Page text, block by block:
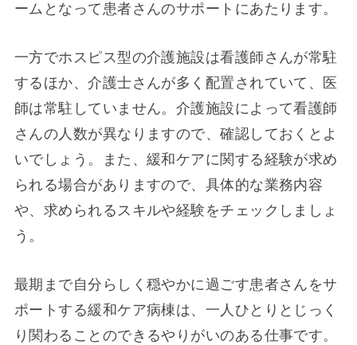
ームとなって患者さんのサポートにあたります。
一方でホスピス型の介護施設は看護師さんが常駐
するほか、介護士さんが多く配置されていて、医
師は常駐していません。介護施設によって看護師
さんの人数が異なりますので、確認しておくとよ
いでしょう。また、緩和ケアに関する経験が求め
られる場合がありますので、具体的な業務内容
や、求められるスキルや経験をチェックしましょ
う。
最期まで自分らしく穏やかに過ごす患者さんをサ
ポートする緩和ケア病棟は、一人ひとりとじっく
り関わることのできるやりがいのある仕事です。